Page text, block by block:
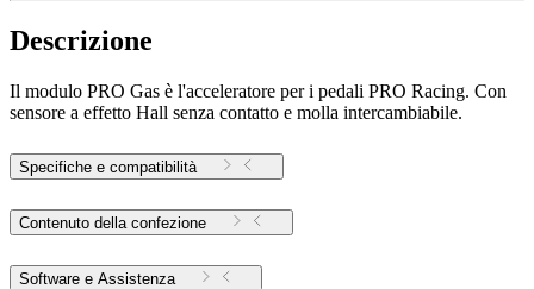
Descrizione
Il modulo PRO Gas è l'acceleratore per i pedali PRO Racing. Con
sensore a effetto Hall senza contatto e molla intercambiabile.
Specifiche e compatibilità
Contenuto della confezione
Software e Assistenza